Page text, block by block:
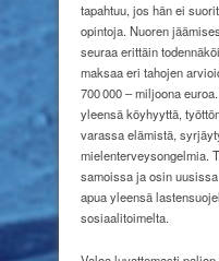
tapahtuu, jos hän ei
opintoja. Nuoren
seuraa erittäin
maksaa eri tahojen
700 000 – miljoona
yleensä köyhyyttä,
varassa elämistä,
mielenterveysongelmia.
samoissa ja osin
apua yleensä
sosiaalitoimelta.